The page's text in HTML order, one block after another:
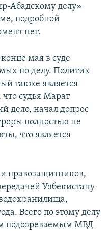
Абадскому делу»
подробной
нет.
мая в суде
по делу. Политик
также является
судья Марат
дело, начал допрос
полностью не
что является
правозащитников,
Узбекистану
Всего по этому делу
подозреваемым МВД